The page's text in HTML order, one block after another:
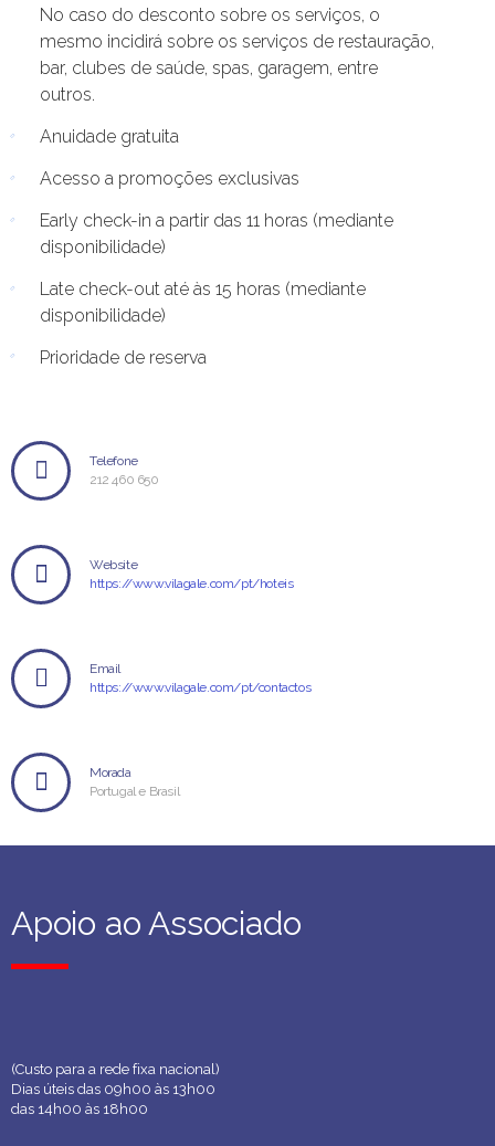
No caso do desconto sobre os serviços, o
mesmo incidirá sobre os serviços de restauração,
bar, clubes de saúde, spas, garagem, entre
outros.
Anuidade gratuita
Acesso a promoções exclusivas
Early check-in a partir das 11 horas (mediante
disponibilidade)
Late check-out até às 15 horas (mediante
disponibilidade)
Prioridade de reserva
Telefone
212 460 650
Website
https://www.vilagale.com/pt/hoteis
Email
https://www.vilagale.com/pt/contactos
Morada
Portugal e Brasil
Apoio ao Associado
Apoio ao Associado
(Custo para a rede fixa nacional)
Dias úteis das 09h00 às 13h00
das 14h00 às 18h00